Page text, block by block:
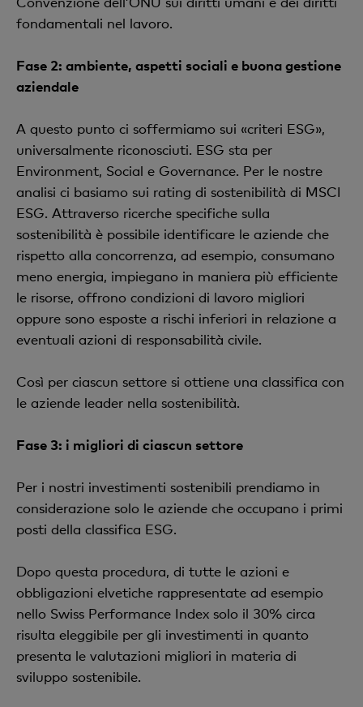
fondamentali nel lavoro.
Fase 2: ambiente, aspetti sociali e buona gestione
aziendale
A questo punto ci soffermiamo sui «criteri ESG»,
universalmente riconosciuti. ESG sta per
Environment, Social e Governance. Per le nostre
analisi ci basiamo sui rating di sostenibilità di MSCI
ESG. Attraverso ricerche specifiche sulla
sostenibilità è possibile identificare le aziende che
rispetto alla concorrenza, ad esempio, consumano
meno energia, impiegano in maniera più efficiente
le risorse, offrono condizioni di lavoro migliori
oppure sono esposte a rischi inferiori in relazione a
eventuali azioni di responsabilità civile.
Così per ciascun settore si ottiene una classifica con
le aziende leader nella sostenibilità.
Fase 3: i migliori di ciascun settore
Per i nostri investimenti sostenibili prendiamo in
considerazione solo le aziende che occupano i primi
posti della classifica ESG.
Dopo questa procedura, di tutte le azioni e
obbligazioni elvetiche rappresentate ad esempio
nello Swiss Performance Index solo il 30% circa
risulta eleggibile per gli investimenti in quanto
presenta le valutazioni migliori in materia di
sviluppo sostenibile.